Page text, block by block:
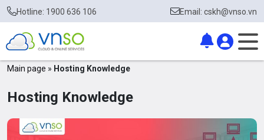
Hotline: 1900 636 106 Email: cskh@vnso.vn
Main page » Hosting Knowledge
Hosting Knowledge